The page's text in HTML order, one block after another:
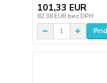
101,33 EUR
82,38 EUR bez DPH